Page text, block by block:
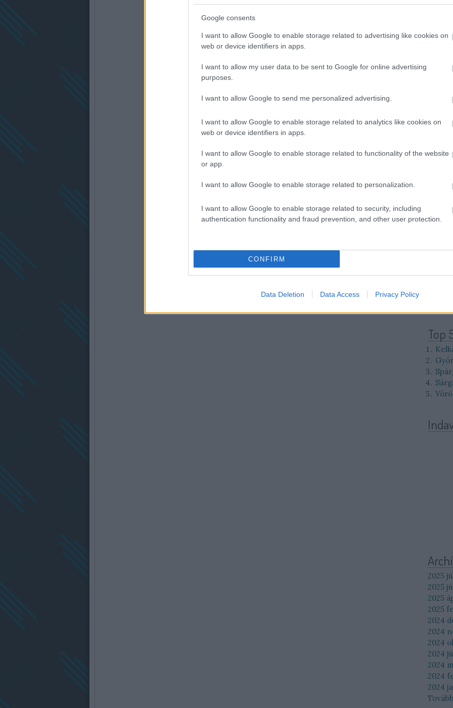
Google consents
I want to allow Google to enable storage related to advertising like cookies on
web or device identifiers in apps.
I want to allow my user data to be sent to Google for online advertising
purposes.
I want to allow Google to send me personalized advertising.
I want to allow Google to enable storage related to analytics like cookies on
web or device identifiers in apps.
I want to allow Google to enable storage related to functionality of the website
or app.
I want to allow Google to enable storage related to personalization.
I want to allow Google to enable storage related to security, including
authentication functionality and fraud prevention, and other user protection.
CONFIRM
Data Deletion Data Access Privacy Policy
vajbab
zsálya
3
4
Top
2025
2025
2025
2025
2024
2024
2024
2024
2024
2024
2024
Tovább